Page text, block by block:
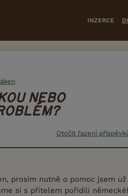
INZERCE
NEBO
Otočit řazení
prosím nutně o pomoc jsem
si s přítelem pořídili